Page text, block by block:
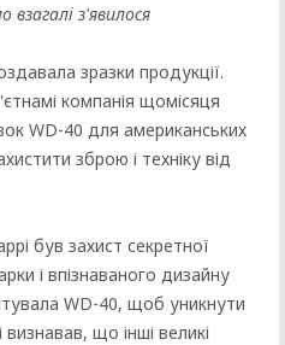
з'явилося
зразки продукції.
компанія щомісяця
WD-40 для американських
зброю і техніку від
був захист секретної
і впізнаваного дизайну
WD-40, щоб уникнути
визнавав, що інші великі